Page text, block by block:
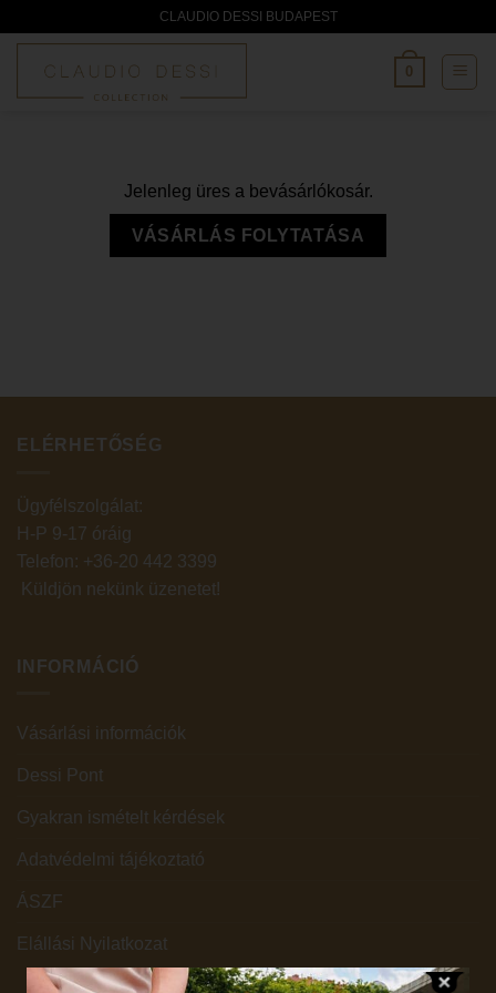
content
CLAUDIO DESSI BUDAPEST
0
Jelenleg üres a bevásárlókosár.
VÁSÁRLÁS FOLYTATÁSA
ELÉRHETŐSÉG
Ügyfélszolgálat:
H-P 9-17 óráig
Telefon: +36-20 442 3399
Küldjön nekünk üzenetet!
INFORMÁCIÓ
Vásárlási információk
Dessi Pont
Gyakran ismételt kérdések
Adatvédelmi tájékoztató
ÁSZF
Elállási Nyilatkozat